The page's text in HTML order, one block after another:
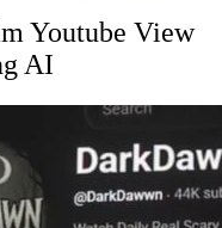
Youtube View
AI